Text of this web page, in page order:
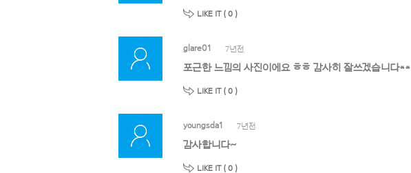
LIKE IT ( 0 )
glare01 7년전
포근한 느낌의 사진이에요 ㅎㅎ 감사히 잘쓰겠습니다**
LIKE IT ( 0 )
youngsda1 7년전
감사합니다~
LIKE IT ( 0 )